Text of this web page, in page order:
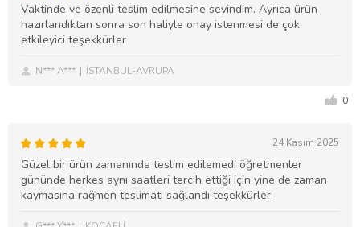
Vaktinde ve özenli teslim edilmesine sevindim. Ayrıca ürün
hazırlandıktan sonra son haliyle onay istenmesi de çok
etkileyici teşekkürler
N*** A*** İSTANBUL-AVRUPA
0
24 Kasım 2025
Güzel bir ürün zamanında teslim edilemedi öğretmenler
gününde herkes aynı saatleri tercih ettiği için yine de zaman
kaymasına rağmen teslimatı sağlandı teşekkürler.